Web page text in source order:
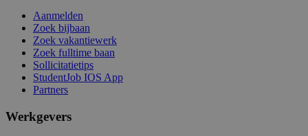
Aanmelden
Zoek bijbaan
Zoek vakantiewerk
Zoek fulltime baan
Sollicitatietips
StudentJob IOS App
Partners
Werkgevers